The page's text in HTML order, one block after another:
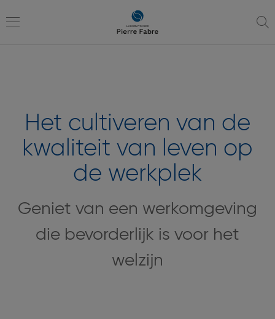
naar
naar
Het cultiveren van de
kwaliteit van leven op
de werkplek
Geniet van een werkomgeving
die bevorderlijk is voor het
welzijn